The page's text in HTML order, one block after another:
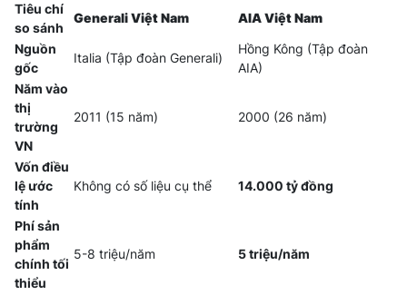
Tiêu chí
so sánh
Generali Việt Nam
AIA Việt Nam
Nguồn
gốc
Italia (Tập đoàn Generali)
Hồng Kông (Tập đoàn
AIA)
Năm vào
thị
trường
VN
2011 (15 năm) 2000 (26 năm)
Vốn điều
lệ ước
tính
Không có số liệu cụ thể 14.000 tỷ đồng
Phí sản
phẩm
chính tối
thiểu
5-8 triệu/năm 5 triệu/năm